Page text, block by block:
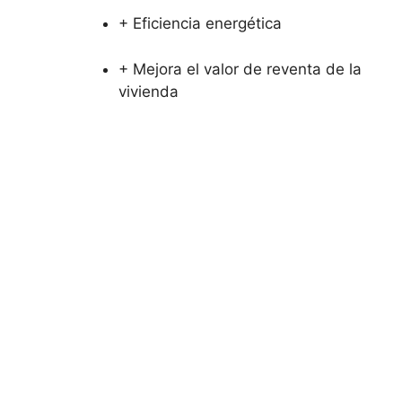
+ Eficiencia energética
+ Mejora el valor de reventa de la
vivienda